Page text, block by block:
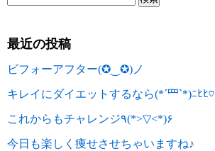
最近の投稿
ビフォーアフター(✪‿✪)ノ
キレイにダイエットするなら(*´罒`*)ﾆﾋﾋ♡
これからもチャレンジ٩(*>▽<*)۶
今日も楽しく痩せさせちゃいますね♪